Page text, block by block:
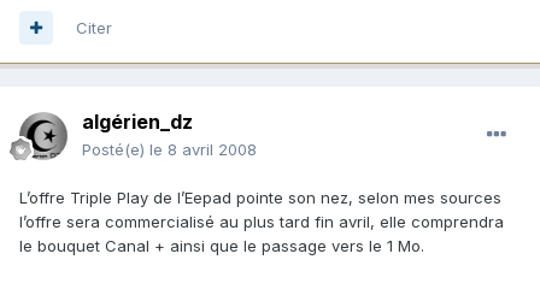
Citer
algérien_dz
Posté(e) le 8 avril 2008
L’offre Triple Play de l’Eepad pointe son nez, selon mes sources
l’offre sera commercialisé au plus tard fin avril, elle comprendra
le bouquet Canal + ainsi que le passage vers le 1 Mo.